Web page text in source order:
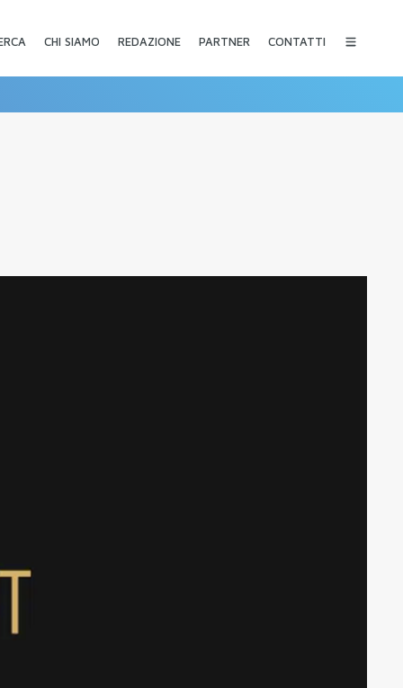
CHI SIAMO REDAZIONE PARTNER CONTATTI